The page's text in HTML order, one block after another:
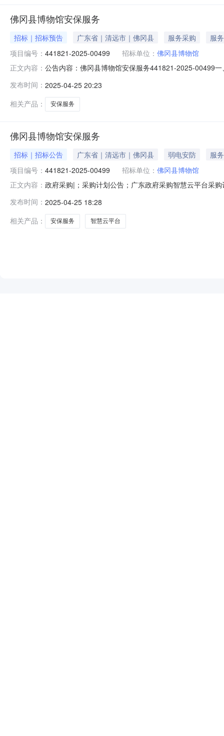
佛冈县博物馆安保服务
招标｜招标预告 广东省｜清远市｜佛冈县 服务采购
服务
项目编号： 441821-2025-00499 招标单位： 佛冈县博物馆
正文内容： 公告内容：佛冈县博物馆安保服务441821-2025-00499
04月25日
发布时间： 2025-04-25 20:23
相关产品：
安保服务
佛冈县博物馆安保服务
招标｜招标公告 广东省｜清远市｜佛冈县 弱电安防
服务
项目编号： 441821-2025-00499 招标单位： 佛冈县博物馆
正文内容： 政府采购|；采购计划公告；广东政府采购智慧云平台采
月25日
发布时间： 2025-04-25 18:28
相关产品：
安保服务 智慧云平台